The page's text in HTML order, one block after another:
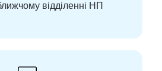
відділенні НП